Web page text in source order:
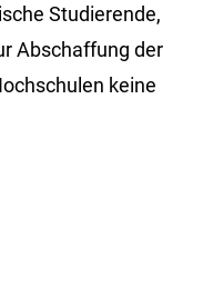
Studierende,
Abschaffung der
keine